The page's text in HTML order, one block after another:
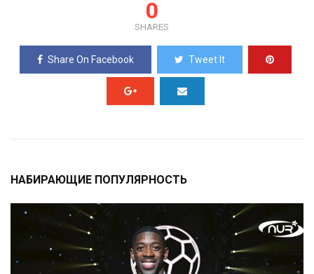
0
SHARES
Share On Facebook Tweet It
НАБИРАЮЩИЕ ПОПУЛЯРНОСТЬ